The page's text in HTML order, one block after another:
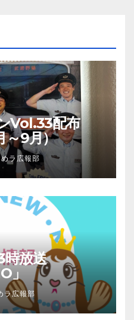
Vol.33配布
～9月）
ラ広報部
時放送
」
ラ広報部